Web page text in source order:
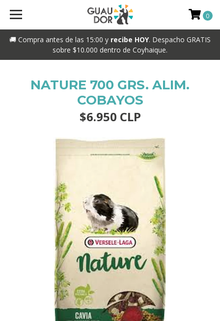
🚚 Compra antes de las 15:00 y recibe HOY. Despacho GRATIS
sobre $10.000 dentro de Coyhaique.
0
NATURE 700 GRS. ALIM.
COBAYOS
$6.950 CLP